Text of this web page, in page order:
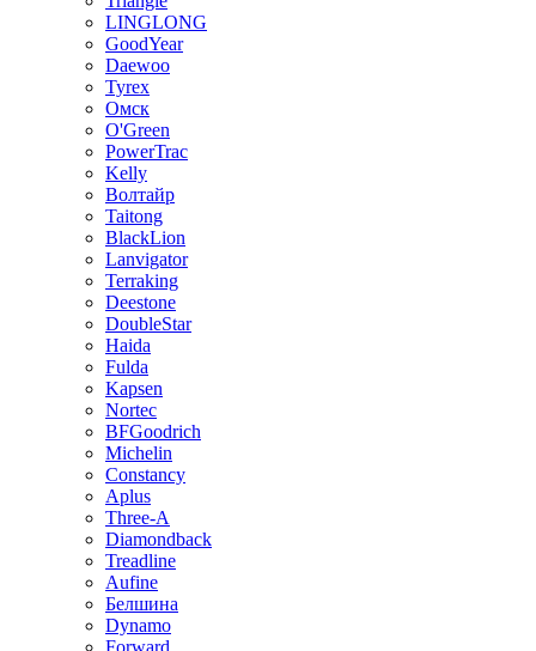
LINGLONG
GoodYear
Daewoo
Tyrex
Омск
O'Green
PowerTrac
Kelly
Волтайр
Taitong
BlackLion
Lanvigator
Terraking
Deestone
DoubleStar
Haida
Fulda
Kapsen
Nortec
BFGoodrich
Michelin
Constancy
Aplus
Three-A
Diamondback
Treadline
Aufine
Белшина
Dynamo
Forward